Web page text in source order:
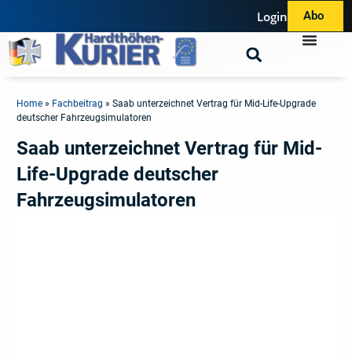
Login Abo
Home » Fachbeitrag »Saab unterzeichnet Vertrag für Mid-Life-Upgrade
deutscher Fahrzeugsimulatoren
Saab unterzeichnet Vertrag für Mid-
Life-Upgrade deutscher
Fahrzeugsimulatoren